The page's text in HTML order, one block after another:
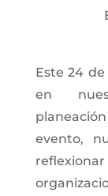
Este 24
en
evento,